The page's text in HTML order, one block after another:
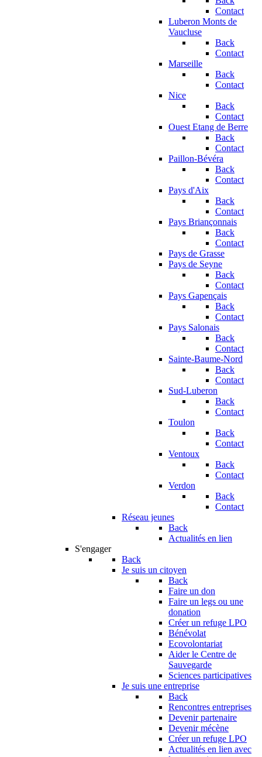
Contact
Luberon Monts de
Vaucluse
Back
Contact
Marseille
Back
Contact
Nice
Back
Contact
Ouest Etang de Berre
Back
Contact
Paillon-Bévéra
Back
Contact
Pays d'Aix
Back
Contact
Pays Briançonnais
Back
Contact
Pays de Grasse
Pays de Seyne
Back
Contact
Pays Gapençais
Back
Contact
Pays Salonais
Back
Contact
Sainte-Baume-Nord
Back
Contact
Sud-Luberon
Back
Contact
Toulon
Back
Contact
Ventoux
Back
Contact
Verdon
Back
Contact
Réseau jeunes
Back
Actualités en lien
S'engager
Back
Je suis un citoyen
Back
Faire un don
Faire un legs ou une
donation
Créer un refuge LPO
Bénévolat
Ecovolontariat
Aider le Centre de
Sauvegarde
Sciences participatives
Je suis une entreprise
Back
Rencontres entreprises
Devenir partenaire
Devenir mécène
Créer un refuge LPO
Actualités en lien avec